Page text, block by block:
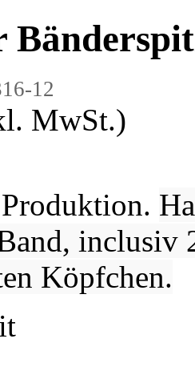
12
MwSt.)
inclusiv
Köpfchen.